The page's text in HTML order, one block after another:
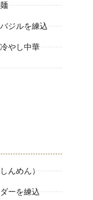
ジルを練込
やし中華
んめん）
ーを練込